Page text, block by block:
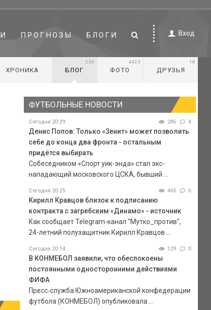
ПРОГНОЗЫ БЛОГИ Вход
ХРОНИКА БЛОГ
254
ФОТО
4423
ДРУЗЬЯ
18
ФУТБОЛЬНЫЕ НОВОСТИ
Сегодня 20:29 286 4
Денис Попов: Только «Зенит» может позволить
себе до конца два фронта - остальным
придётся выбирать
Собеседником «Спорт уик-энда» стал экс-
нападающий московского ЦСКА, бывший ...
Сегодня 20:25 465 6
Кирилл Кравцов близок к подписанию
контракта с загребским «Динамо» - источник
Как сообщает Telegram-канал "Мутко_против",
24-летний полузащитник Кирилл Кравцов ...
Сегодня 20:14 129 0
В КОНМЕБОЛ заявили, что обеспокоены
постоянными односторонними действиями
ФИФА
Пресс‑служба Южноамериканской конфедерации
футбола (КОНМЕБОЛ) опубликовала ...